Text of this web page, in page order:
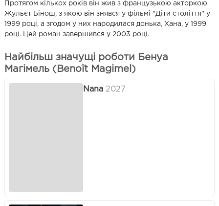
Протягом кількох років він жив з французькою акторкою
Жульєт Бінош, з якою він знявся у фільмі "Діти століття" у
1999 році, а згодом у них народилася донька, Хана, у 1999
році. Цей роман завершився у 2003 році.
Найбільш значущі роботи Бенуа
Магімель (Benoît Magimel)
Nana 2027